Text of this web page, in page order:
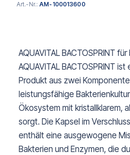
Art.-Nr.:AM-100013600
AQUAVITAL BACTOSPRINT für
AQUAVITAL BACTOSPRINT
Produkt aus zwei
leistungsfähige
Ökosystem mit kristallklarem,
sorgt. Die Kapsel im
enthält eine ausgewogene
Bakterien und Enzymen, die